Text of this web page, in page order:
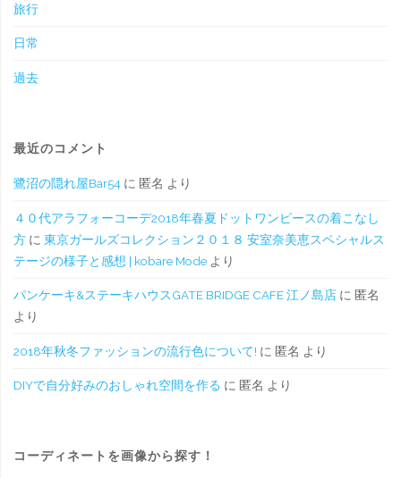
旅行
日常
過去
最近のコメント
鷺沼の隠れ屋Bar54に 匿名 より
４０代アラフォーコーデ2018年春夏ドットワンピースの着こなし
方に 東京ガールズコレクション２０１８ 安室奈美恵スペシャルス
テージの様子と感想 | kobare Modeより
パンケーキ&ステーキハウスGATE BRIDGE CAFE 江ノ島店に 匿名
より
2018年秋冬ファッションの流行色について! に 匿名 より
DIYで自分好みのおしゃれ空間を作る に 匿名 より
コーディネートを画像から探す！